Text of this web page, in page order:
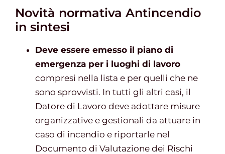
Novità normativa Antincendio
in sintesi
Deve essere emesso il piano di
emergenza per i luoghi di lavoro
compresi nella lista e per quelli che ne
sono sprovvisti. In tutti gli altri casi, il
Datore di Lavoro deve adottare misure
organizzative e gestionali da attuare in
caso di incendio e riportarle nel
Documento di Valutazione dei Rischi